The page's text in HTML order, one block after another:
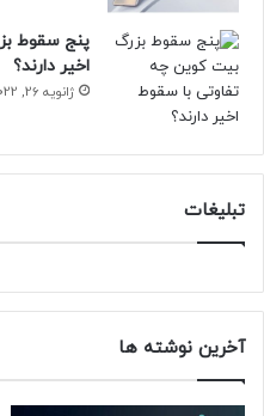
کمک می‌کند و از طرفی به عنوان
متداول درمان را ساده‌تر خواهد
پنج سقوط
اخیر دارند؟
ژانویه 26, 2022
تبلیغات
آخرین نوشته ها